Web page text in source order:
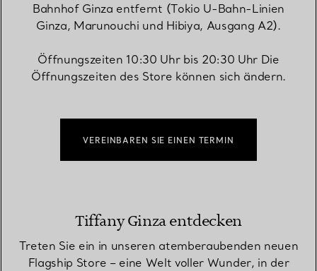
Bahnhof Ginza entfernt (Tokio U-Bahn-Linien
Ginza, Marunouchi und Hibiya, Ausgang A2).
Öffnungszeiten 10:30 Uhr bis 20:30 Uhr Die
Öffnungszeiten des Store können sich ändern.
VEREINBAREN SIE EINEN TERMIN
Tiffany Ginza entdecken
Treten Sie ein in unseren atemberaubenden neuen
Flagship Store – eine Welt voller Wunder, in der